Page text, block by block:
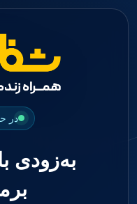
در
به‌زودی
Impression Coping
صفحه اصلی
دندانپزشکی
مواد